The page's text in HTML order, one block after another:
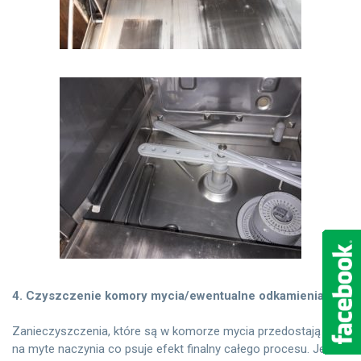
4. Czyszczenie komory mycia/ewentualne odkamienianie
Zanieczyszczenia, które są w komorze mycia przedostają się
na myte naczynia co psuje efekt finalny całego procesu. Jeżeli